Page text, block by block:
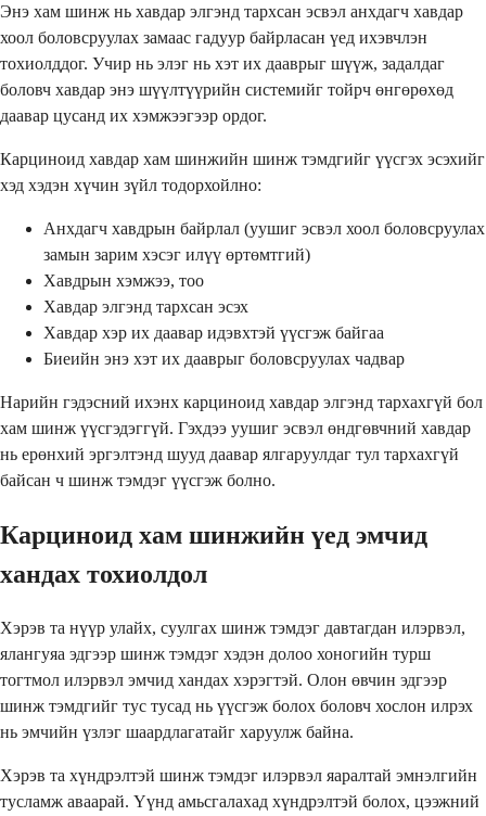
Энэ хам шинж нь хавдар элгэнд тархсан эсвэл анхдагч хавдар
хоол боловсруулах замаас гадуур байрласан үед ихэвчлэн
тохиолддог. Учир нь элэг нь хэт их дааврыг шүүж, задалдаг
боловч хавдар энэ шүүлтүүрийн системийг тойрч өнгөрөхөд
даавар цусанд их хэмжээгээр ордог.
Карциноид хавдар хам шинжийн шинж тэмдгийг үүсгэх эсэхийг
хэд хэдэн хүчин зүйл тодорхойлно:
Анхдагч хавдрын байрлал (уушиг эсвэл хоол боловсруулах
замын зарим хэсэг илүү өртөмтгий)
Хавдрын хэмжээ, тоо
Хавдар элгэнд тархсан эсэх
Хавдар хэр их даавар идэвхтэй үүсгэж байгаа
Биеийн энэ хэт их дааврыг боловсруулах чадвар
Нарийн гэдэсний ихэнх карциноид хавдар элгэнд тархахгүй бол
хам шинж үүсгэдэггүй. Гэхдээ уушиг эсвэл өндгөвчний хавдар
нь ерөнхий эргэлтэнд шууд даавар ялгаруулдаг тул тархахгүй
байсан ч шинж тэмдэг үүсгэж болно.
Карциноид хам шинжийн үед эмчид
хандах тохиолдол
Хэрэв та нүүр улайх, суулгах шинж тэмдэг давтагдан илэрвэл,
ялангуяа эдгээр шинж тэмдэг хэдэн долоо хоногийн турш
тогтмол илэрвэл эмчид хандах хэрэгтэй. Олон өвчин эдгээр
шинж тэмдгийг тус тусад нь үүсгэж болох боловч хослон илрэх
нь эмчийн үзлэг шаардлагатайг харуулж байна.
Хэрэв та хүндрэлтэй шинж тэмдэг илэрвэл яаралтай эмнэлгийн
тусламж аваарай. Үүнд амьсгалахад хүндрэлтэй болох, цээжний